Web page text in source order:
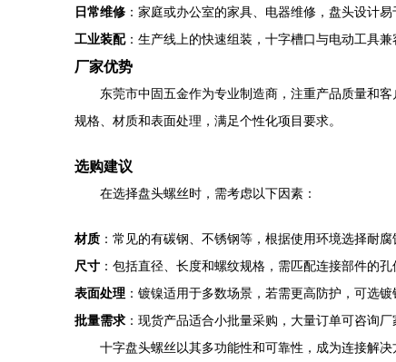
日常维修 ：家庭或办公室的家具、电器维修，盘头设计
工业装配：生产线上的快速组装，十字槽口与电动工具兼
厂家优势
东莞市中固五金作为专业制造商，注重产品质量和
规格、材质和表面处理，满足个性化项目要求。
选购建议
在选择盘头螺丝时，需考虑以下因素：
材质 ：常见的有碳钢、不锈钢等，根据使用环境选择耐腐
尺寸 ：包括直径、长度和螺纹规格，需匹配连接部件的孔
表面处理 ：镀镍适用于多数场景，若需更高防护，可选镀
批量需求 ：现货产品适合小批量采购，大量订单可咨询厂
十字盘头螺丝以其多功能性和可靠性，成为连接解